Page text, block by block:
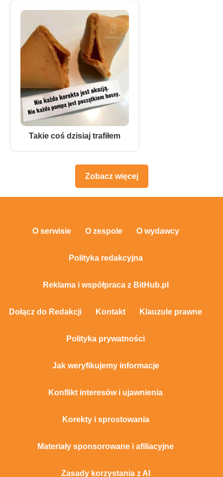
Takie coś dzisiaj trafiłem
Zobacz więcej
O serwisie O zespole O wydawcy
Polityka redakcyjna
Reklama i współpraca z BitHub.pl
Dołącz do Redakcji Kontakt Klauzule prawne
Polityka prywatności
Jak weryfikujemy informacje
Konflikt interesów i ujawnienia
Korekty i sprostowania
Materiały sponsorowane i afiliacyjne
Zasady korzystania z AI